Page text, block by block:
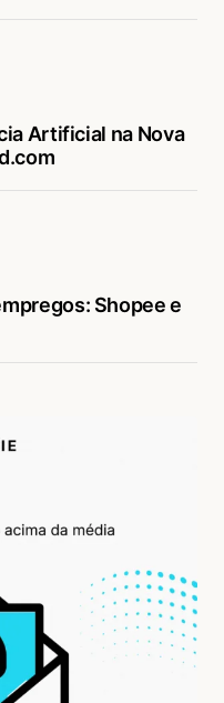
Artificial na Nova
Shopee e